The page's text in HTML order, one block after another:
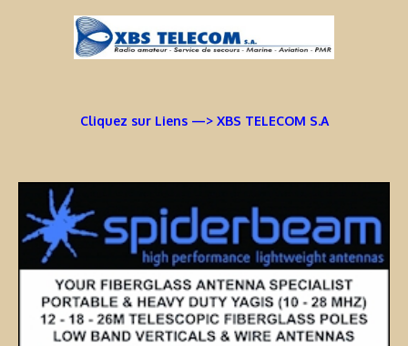
Cliquez sur Liens —> XBS TELECOM S.A